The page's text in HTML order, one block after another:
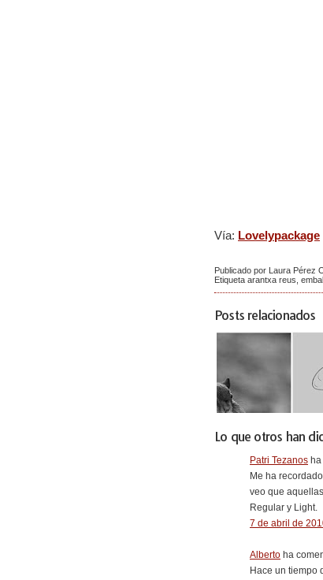
Vía: Lovelypackage
Publicado por Laura Pérez
Etiqueta arantxa reus
Posts relacionados
Lo que otros han
Patri Tezanos
Me ha
veo que
Regular y Light.
7 de abril de
Alberto ha
Hace un tiempo